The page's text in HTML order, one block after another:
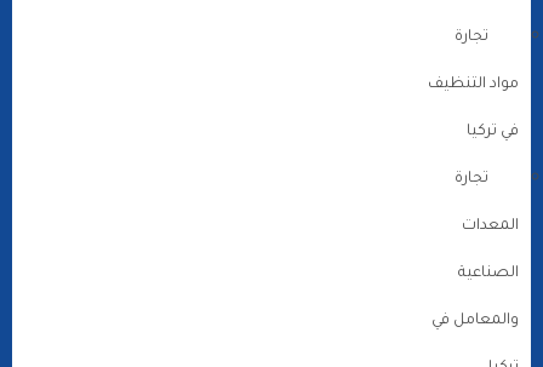
تجارة
مواد التنظيف
في تركيا
تجارة
المعدات
الصناعية
والمعامل في